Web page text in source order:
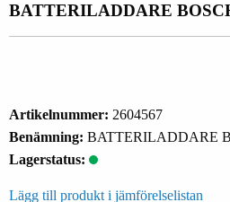
BATTERILADDARE
Artikelnummer: 2604567
Benämning: BATTERILADDARE
Lagerstatus:
Lägg till produkt i jämförelselistan